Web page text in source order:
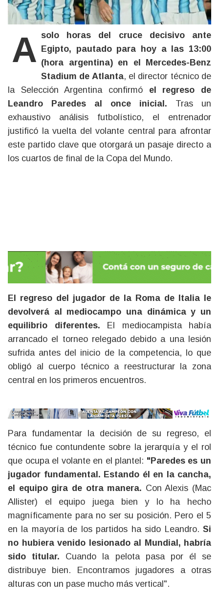
A solo horas del cruce decisivo ante
Egipto, pautado para hoy a las 13:00
(hora argentina) en el Mercedes-Benz
Stadium de Atlanta, el director técnico de
la Selección Argentina confirmó el regreso de
Leandro Paredes al once inicial. Tras un
exhaustivo análisis futbolístico, el entrenador
justificó la vuelta del volante central para afrontar
este partido clave que otorgará un pasaje directo a
los cuartos de final de la Copa del Mundo.
El regreso del jugador de la Roma de Italia le
devolverá al mediocampo una dinámica y un
equilibrio diferentes. El mediocampista había
arrancado el torneo relegado debido a una lesión
sufrida antes del inicio de la competencia, lo que
obligó al cuerpo técnico a reestructurar la zona
central en los primeros encuentros.
Para fundamentar la decisión de su regreso, el
técnico fue contundente sobre la jerarquía y el rol
que ocupa el volante en el plantel: "Paredes es un
jugador fundamental. Estando él en la cancha,
el equipo gira de otra manera. Con Alexis (Mac
Allister) el equipo juega bien y lo ha hecho
magníficamente para no ser su posición. Pero el 5
en la mayoría de los partidos ha sido Leandro. Si
no hubiera venido lesionado al Mundial, habría
sido titular. Cuando la pelota pasa por él se
distribuye bien. Encontramos jugadores a otras
alturas con un pase mucho más vertical".